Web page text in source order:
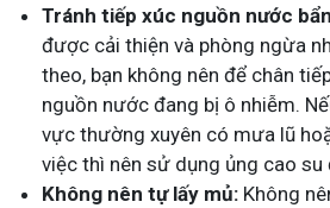
Tránh tiếp xúc nguồn nước
được cải thiện và phòng ngừa
theo, bạn không nên để chân
nguồn nước đang bị ô nhiễm.
vực thường xuyên có mưa lũ
việc thì nên sử dụng ủng cao su
Không nên tự lấy mủ: Không